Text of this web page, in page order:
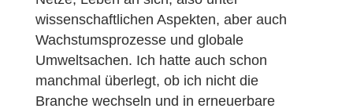
wissenschaftlichen Aspekten, aber auch
Wachstumsprozesse und globale
Umweltsachen. Ich hatte auch schon
manchmal überlegt, ob ich nicht die
Branche wechseln und in erneuerbare